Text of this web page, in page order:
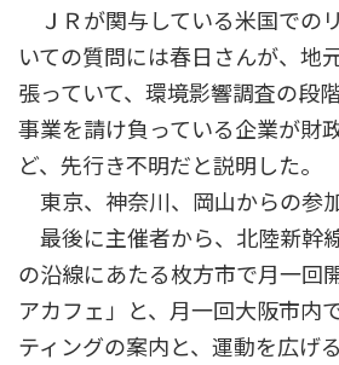
ＪＲが関与している米国での
いての質問には春日さんが、地
張っていて、環境影響調査の段
事業を請け負っている企業が財
ど、先行き不明だと説明した。
東京、神奈川、岡山からの参
最後に主催者から、北陸新幹
の沿線にあたる枚方市で月一回
アカフェ」と、月一回大阪市内
ティングの案内と、運動を広げ